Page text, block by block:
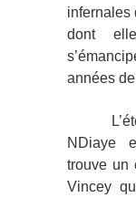
infernales
dont
années
NDiaye
trouve un
Vincey